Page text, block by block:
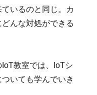
いるのと同じ。カ
んな対処ができる
教室では、IoTシ
いても学んでいき